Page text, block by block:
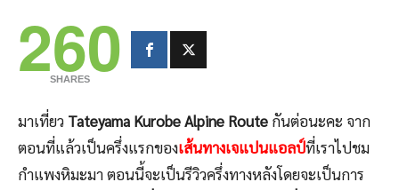
260
SHARES
มาเที่ยว Tateyama Kurobe Alpine Route กันต่อนะคะ จาก
ตอนที่แล้วเป็นครึ่งแรกของเส้นทางเจแปนแอลป์ที่เราไปชม
กำแพงหิมะมา ตอนนี้จะเป็นรีวิวครึ่งทางหลังโดยจะเป็นการ